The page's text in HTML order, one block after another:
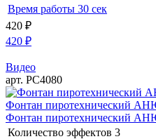
Время работы 30 сек
420 ₽
420 ₽
Видео
арт. РС4080
Фонтан пиротехнический
Фонтан пиротехнический
Количество эффектов 3